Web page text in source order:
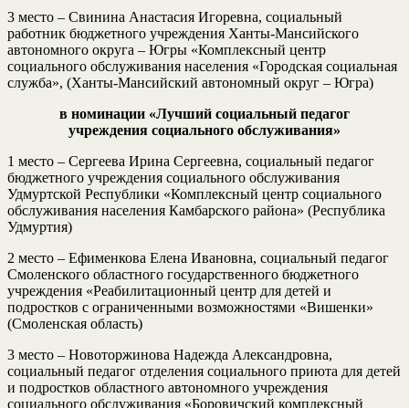
3 место – Свинина Анастасия Игоревна, социальный
работник бюджетного учреждения Ханты-Мансийского
автономного округа – Югры «Комплексный центр
социального обслуживания населения «Городская социальная
служба», (Ханты-Мансийский автономный округ – Югра)
в номинации «Лучший социальный педагог
учреждения социального обслуживания»
1 место – Сергеева Ирина Сергеевна, социальный педагог
бюджетного учреждения социального обслуживания
Удмуртской Республики «Комплексный центр социального
обслуживания населения Камбарского района» (Республика
Удмуртия)
2 место – Ефименкова Елена Ивановна, социальный педагог
Смоленского областного государственного бюджетного
учреждения «Реабилитационный центр для детей и
подростков с ограниченными возможностями «Вишенки»
(Смоленская область)
3 место – Новоторжинова Надежда Александровна,
социальный педагог отделения социального приюта для детей
и подростков областного автономного учреждения
социального обслуживания «Боровичский комплексный